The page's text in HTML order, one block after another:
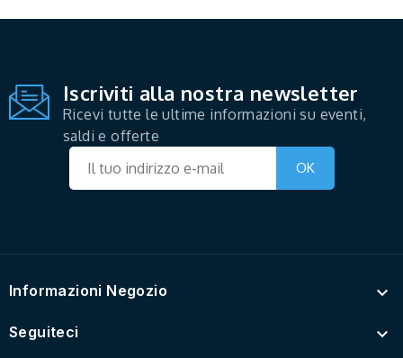
Iscriviti alla nostra newsletter
Ricevi tutte le ultime informazioni su eventi,
saldi e offerte
Informazioni Negozio 
Seguiteci 